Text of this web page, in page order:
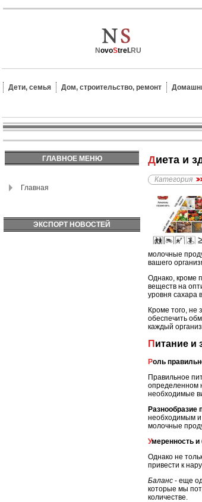
NovoStrel.RU
Дети, семья Дом, строительство, ремонт
ГЛАВНОЕ МЕНЮ
Главная
ЭКСПОРТ НОВОСТЕЙ
Диета и
Категория
молочные
вашего
Однако, кроме
веществ на
уровня сахара
Кроме того, не
обеспечить
каждый
Питание
Роль
Правильное
определенном
необходимые
Разнообразие
необходимым и
молочные
Умеренность
Однако не
привести к
Баланс - еще
которые мы
количестве.